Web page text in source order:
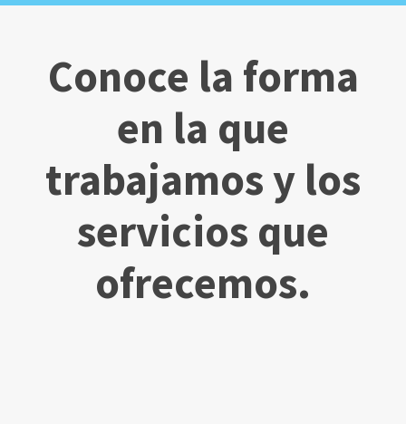
Conoce la forma
en la que
trabajamos y los
servicios que
ofrecemos.